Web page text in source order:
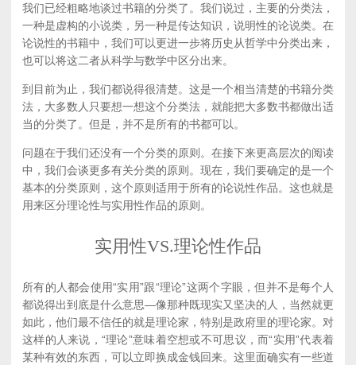
我们已经粗略地谈过书籍的分类了。我们说过，主要的分类法，
一种是虚构的小说类，另一种是传达知识，说明性的论说类。在
论说性的书籍中，我们可以更进一步将历史从哲学中分类出来，
也可以将这二者从科学与数学中区分出来。
到目前为止，我们都说得很清楚。这是一个相当清楚的书籍分类
法，大多数人只要想一想这个分类法，就能把大多数书都做出适
当的分类了。但是，并不是所有的书都可以。
问题在于我们还没有一个分类的原则。在接下来更高层次的阅读
中，我们会谈更多有关分类的原则。现在，我们要确定的是一个
基本的分类原则，这个原则适用于所有的论说性作品。这也就是
用来区分理论性与实用性作品的原则。
实用性VS.理论性作品
所有的人都会使用“实用”跟“理论”这两个字眼，但并不是每个人
都说得出到底是什么意思—像那种既现实又坚决的人，当然就更
如此，他们最不信任的就是理论家，特别是政府里的理论家。对
这样的人来说，“理论”意味着空想或不可思议，而“实用”代表着
某种有效的东西，可以立即换成金钱回来。这里面确实有一些道